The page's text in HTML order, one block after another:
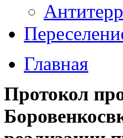
Главная
Протокол